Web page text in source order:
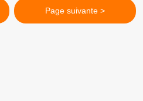
Page suivante >